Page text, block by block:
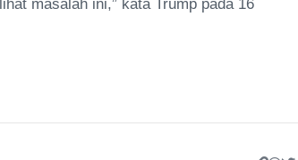
masalah ini,” kata Trump pada 16